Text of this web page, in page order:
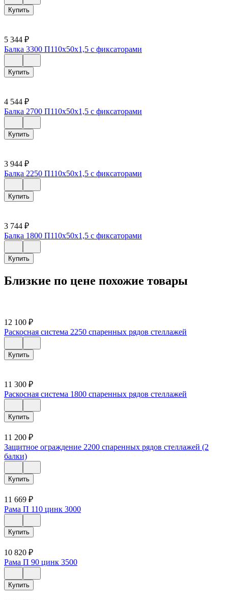
Купить
5 344 ₽
Балка 3300 П110х50х1,5 с фиксаторами
Купить
4 544 ₽
Балка 2700 П110х50х1,5 с фиксаторами
Купить
3 944 ₽
Балка 2250 П110х50х1,5 с фиксаторами
Купить
3 744 ₽
Балка 1800 П110х50х1,5 с фиксаторами
Купить
Близкие по цене похожие товары
12 100 ₽
Раскосная система 2250 спаренных рядов стеллажей
Купить
11 300 ₽
Раскосная система 1800 спаренных рядов стеллажей
Купить
11 200 ₽
Защитное ограждение 2200 спаренных рядов стеллажей (2
балки)
Купить
11 669 ₽
Рама П 110 цинк 3000
Купить
10 820 ₽
Рама П 90 цинк 3500
Купить